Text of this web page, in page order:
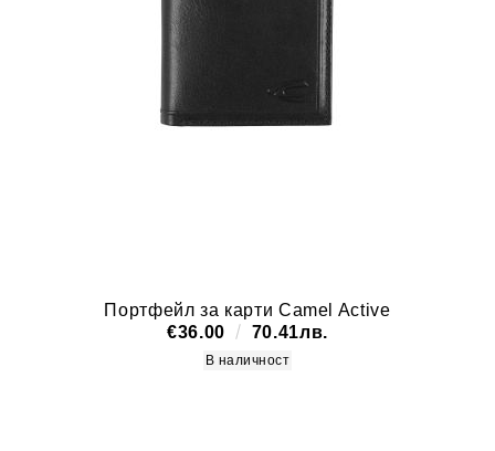
Портфейл за карти Camel Active
€36.00
70.41лв.
В наличност